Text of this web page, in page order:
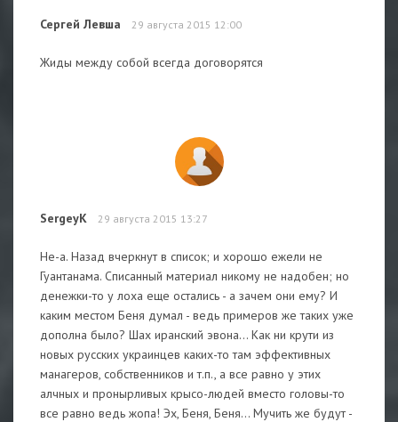
Сергей Левша 29 августа 2015 12:00
Жиды между собой всегда договорятся
SergeyK 29 августа 2015 13:27
Не-а. Назад вчеркнут в список; и хорошо ежели не
Гуантанама. Списанный материал никому не надобен; но
денежки-то у лоха еще остались - а зачем они ему? И
каким местом Беня думал - ведь примеров же таких уже
дополна было? Шах иранский эвона... Как ни крути из
новых русских украинцев каких-то там эффективных
манагеров, собственников и т.п., а все равно у этих
алчных и пронырливых крысо-людей вместо головы-то
все равно ведь жопа! Эх, Беня, Беня... Мучить же будут -